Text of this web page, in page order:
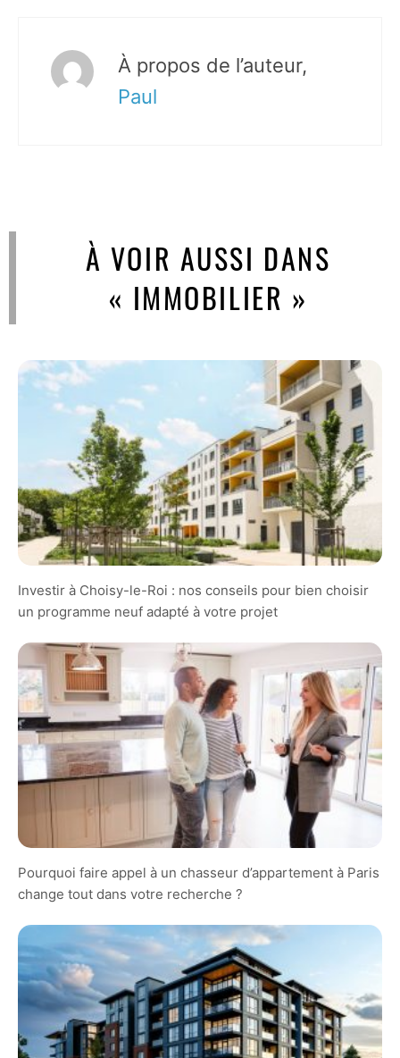
À propos de l’auteur,
Paul
À VOIR AUSSI DANS
« IMMOBILIER »
Investir à Choisy-le-Roi : nos conseils pour bien choisir
un programme neuf adapté à votre projet
Pourquoi faire appel à un chasseur d’appartement à Paris
change tout dans votre recherche ?